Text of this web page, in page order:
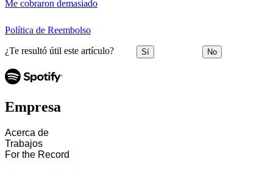
Me cobraron demasiado
Política de Reembolso
¿Te resultó útil este artículo? Sí No
Empresa
Acerca de
Trabajos
For the Record